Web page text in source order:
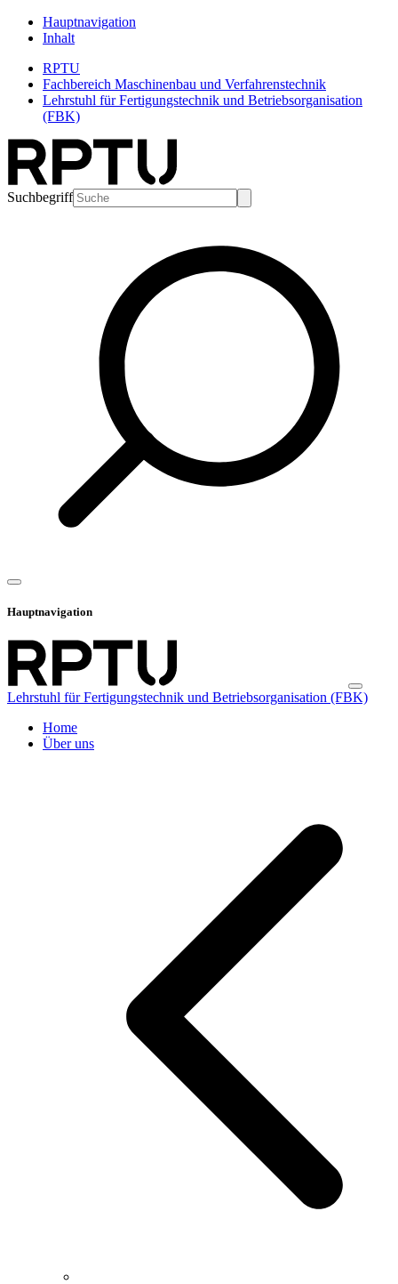
Hauptnavigation
Inhalt
RPTU
Fachbereich Maschinenbau und Verfahrenstechnik
Lehrstuhl für Fertigungstechnik und Betriebsorganisation
(FBK)
Suchbegriff
Hauptnavigation
Lehrstuhl für Fertigungstechnik und Betriebsorganisation (FBK)
Home
Über uns